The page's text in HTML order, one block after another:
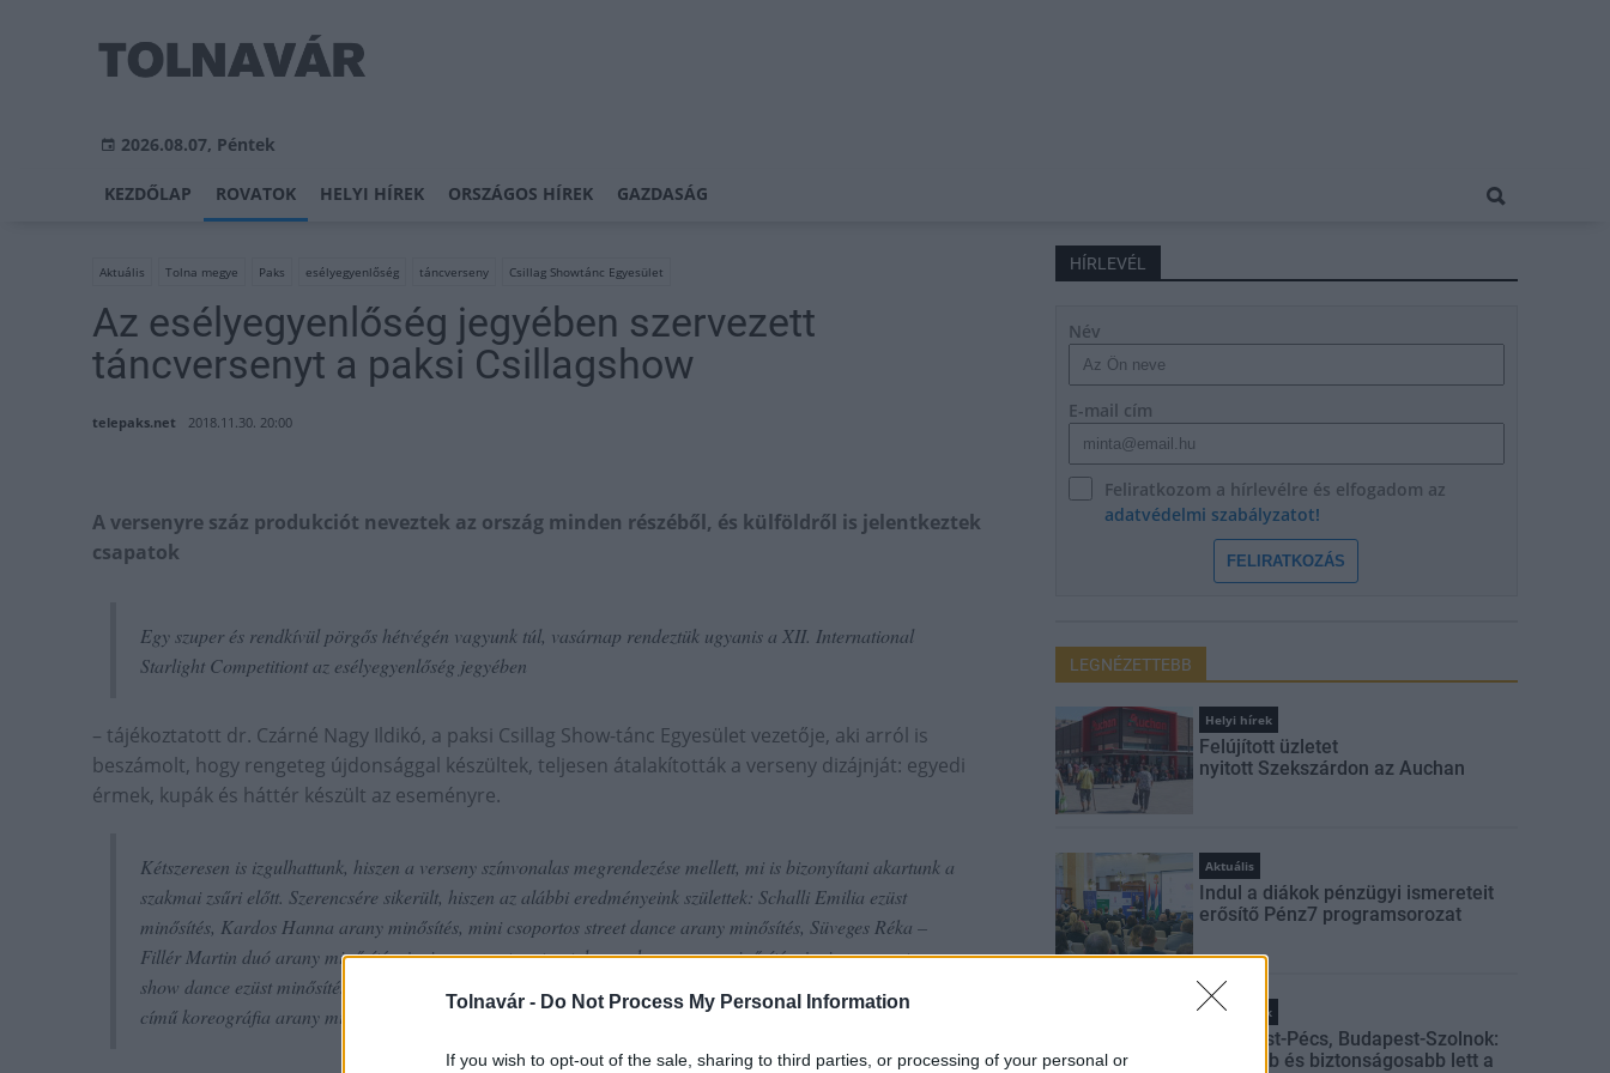
Tolnavár - Do Not Process My Personal Information
If you wish to opt-out of the sale, sharing to third parties, or processing of your personal or
2026.08.07, Péntek
KEZDŐLAP ROVATOK HELYI HÍREK ORSZÁGOS HÍREK GAZDASÁG
Aktuális Tolna megye Paks esélyegyenlőség táncverseny Csillag Showtánc Egyesület
Az esélyegyenlőség jegyében szervezett
táncversenyt a paksi Csillagshow
telepaks.net 2018.11.30. 20:00
A versenyre száz produkciót neveztek az ország minden részéből, és külföldről is jelentkeztek
csapatok
Egy szuper és rendkívül pörgős hétvégén vagyunk túl, vasárnap rendeztük ugyanis a XII. International
Starlight Competitiont az esélyegyenlőség jegyében
– tájékoztatott dr. Czárné Nagy Ildikó, a paksi Csillag Show-tánc Egyesület vezetője, aki arról is
beszámolt, hogy rengeteg újdonsággal készültek, teljesen átalakították a verseny dizájnját: egyedi
érmek, kupák és háttér készült az eseményre.
Kétszeresen is izgulhattunk, hiszen a verseny színvonalas megrendezése mellett, mi is bizonyítani akartunk a
szakmai zsűri előtt. Szerencsére sikerült, hiszen az alábbi eredményeink születtek: Schalli Emilia ezüst
minősítés, Kardos Hanna arany minősítés, mini csoportos street dance arany minősítés, Süveges Réka –
Fillér Martin duó arany minősítés, junior csoportos street dance show arany minősítés, junior csoportos
show dance ezüst minősítés, junior csoportos lyrical dance arany minősítés, junior csoportos The Hungers
című koreográfia arany minősítés.
HÍRLEVÉL
Név
E-mail cím
Feliratkozom a hírlevélre és elfogadom az
adatvédelmi szabályzatot!
FELIRATKOZÁS
LEGNÉZETTEBB
Helyi hírek
Felújított üzletet
nyitott Szekszárdon az Auchan
Aktuális
Indul a diákok pénzügyi ismereteit
erősítő Pénz7 programsorozat
Helyi hírek
Budapest-Pécs, Budapest-Szolnok:
gyorsabb és biztonságosabb lett a